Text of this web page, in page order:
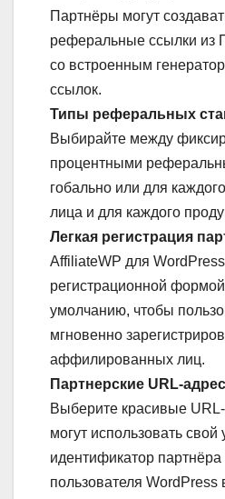
Партнёры могут
реферальные ссылки из
со встроенным
ссылок.
Типы реферальных
Выбирайте между
процентными
гобально или для
лица и для каждого
Легкая регистрация
AffiliateWP для
регистрационной
умолчанию, чтобы
мгновенно
аффилированных лиц.
Партнерские URL-
Выберите красивые
могут использовать свой
идентификатор
пользователя WordPress